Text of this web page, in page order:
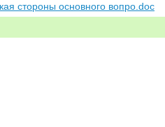
стороны основного вопро.doc